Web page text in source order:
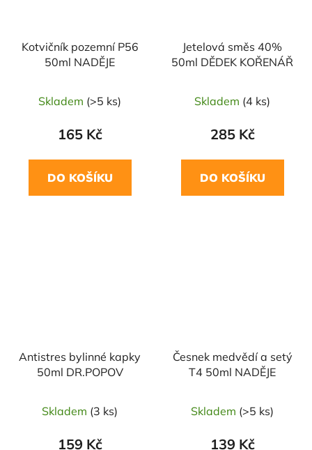
Kotvičník pozemní P56
50ml NADĚJE
Skladem (>5 ks)
165 Kč
DO KOŠÍKU
Jetelová směs 40%
50ml DĚDEK KOŘENÁŘ
Skladem (4 ks)
285 Kč
DO KOŠÍKU
Antistres bylinné kapky
50ml DR.POPOV
Skladem (3 ks)
159 Kč
Česnek medvědí a setý
T4 50ml NADĚJE
Skladem (>5 ks)
139 Kč